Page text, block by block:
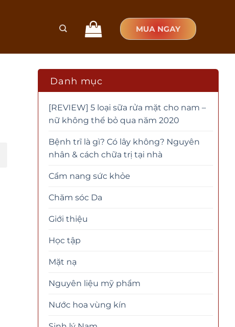
MUA NGAY
Danh mục
[REVIEW] 5 loại sữa rửa mặt cho nam –
nữ không thể bỏ qua năm 2020
Bệnh trĩ là gì? Có lây không? Nguyên
nhân & cách chữa trị tại nhà
Cẩm nang sức khỏe
Chăm sóc Da
Giới thiệu
Học tập
Mặt nạ
Nguyên liệu mỹ phẩm
Nước hoa vùng kín